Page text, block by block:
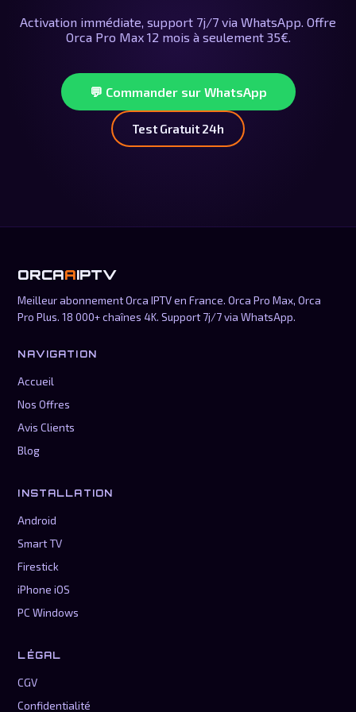
Activation immédiate, support 7j/7 via WhatsApp. Offre
Orca Pro Max 12 mois à seulement 35€.
💬 Commander sur WhatsApp
Test Gratuit 24h
ORCAAIPTV
Meilleur abonnement Orca IPTV en France. Orca Pro Max, Orca
Pro Plus. 18 000+ chaînes 4K. Support 7j/7 via WhatsApp.
NAVIGATION
Accueil
Nos Offres
Avis Clients
Blog
INSTALLATION
Android
Smart TV
Firestick
iPhone iOS
PC Windows
LÉGAL
CGV
Confidentialité